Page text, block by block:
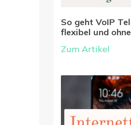
So geht VoIP
flexibel und
Zum Artikel